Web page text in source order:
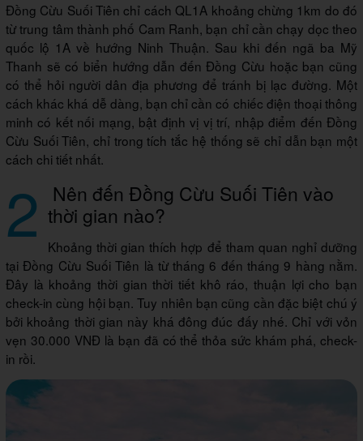
Đồng Cừu Suối Tiên chỉ cách QL1A khoảng chừng 1km do đó
từ trung tâm thành phố Cam Ranh, bạn chỉ cần chạy dọc theo
quốc lộ 1A về hướng Ninh Thuận. Sau khi đến ngã ba Mỹ
Thanh sẽ có biển hướng dẫn đến Đồng Cừu hoặc bạn cũng
có thể hỏi người dân địa phương để tránh bị lạc đường. Một
cách khác khá dễ dàng, bạn chỉ cần có chiếc điện thoại thông
minh có kết nối mạng, bật định vị vị trí, nhập điểm đến Đồng
Cừu Suối Tiên, chỉ trong tích tắc hệ thống sẽ chỉ dẫn bạn một
cách chi tiết nhất.
2 Nên đến Đồng Cừu Suối Tiên vào
thời gian nào?
Khoảng thời gian thích hợp để tham quan nghỉ dưỡng
tại Đồng Cừu Suối Tiên là từ tháng 6 đến tháng 9 hàng nằm.
Đây là khoảng thời gian thời tiết khô ráo, thuận lợi cho bạn
check-in cùng hội bạn. Tuy nhiên bạn cũng cần đặc biệt chú ý
bởi khoảng thời gian này khá đông đúc đấy nhé. Chỉ với vỏn
vẹn 30.000 VNĐ là bạn đã có thể thỏa sức khám phá, check-
in rồi.